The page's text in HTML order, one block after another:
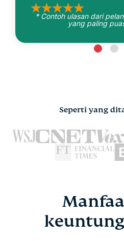
* Contoh ulasan dari
yang paling
Seperti yang